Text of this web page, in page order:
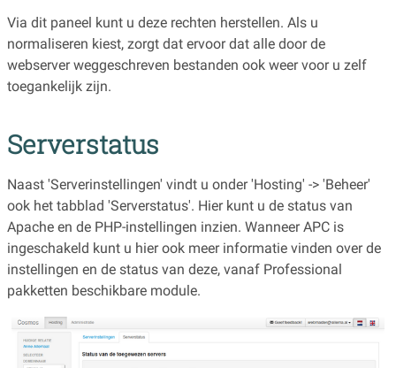
Via dit paneel kunt u deze rechten herstellen. Als u
normaliseren kiest, zorgt dat ervoor dat alle door de
webserver weggeschreven bestanden ook weer voor u zelf
toegankelijk zijn.
Serverstatus
Naast 'Serverinstellingen' vindt u onder 'Hosting' -> 'Beheer'
ook het tabblad 'Serverstatus'. Hier kunt u de status van
Apache en de PHP-instellingen inzien. Wanneer APC is
ingeschakeld kunt u hier ook meer informatie vinden over de
instellingen en de status van deze, vanaf Professional
pakketten beschikbare module.